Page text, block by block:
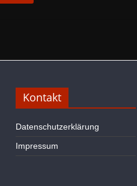
Kontakt
Datenschutzerklärung
Impressum